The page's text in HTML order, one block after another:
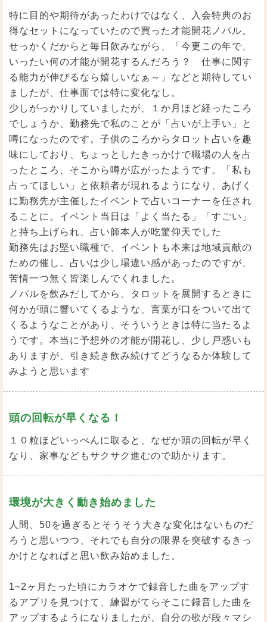
特に目的や期待があったわけではなく、入会特典のお
得なセットになっていたので買った才能開花ノパル。
せっかくだからと毎日飲みながら、「今更この年で、
いったい何の才能が開花するんだろう？ 仕事に関す
る能力が伸びるなら嬉しいなぁ～」などと期待してい
ましたが、仕事面では特に変化なし。
少しがっかりしていましたが、１か月ほど経ったころ
でしょうか、勤務先で私のことが「占いが上手い」と
噂になったのです。子供のころからタロット占いを趣
味にしており、ちょっとしたきっかけで職場の人を占
ったところ、そこから噂が広がったようです。「私も
占ってほしい」と依頼者が現れるようになり、あげく
に勤務先が主催したイベントで占いコーナーを任され
ることに。イベント当日は「よく当たる」「すごい」
と持ち上げられ、占い師本人が吃驚仰天でした
勤務先はお堅い職種で、イベントも本来は地域貢献の
ための催し。占いは少し場違い感があったのですが、
苦情一つ無く皆楽しんでくれました。
ノパルを飲みだしてから、タロットを展開するときに
何かが頭に響いてくるような、言葉が口をついて出て
くるようなことがあり、そういうときは特に当たるよ
うです。本当に予想外の才能が開花し、少し戸惑いも
ありますが、引き続き飲み続けてどうなるか体験して
みようと思います
頭の回転が早くなる！
１０粒ほどいっぺんに取ると、なぜか頭の回転が早く
なり、家事などもサクサク進むので助かります。
環境が大きく動き始めました
人間、50を過ぎるとそうそう大きな変化はないものだ
ろうと思いつつ、それでも自分の限界を突破するきっ
かけとなればと思い飲み始めました。
1~2ヶ月たった頃にカラオケで録音した曲をアップす
るアプリを見つけて、練習がてらそこに録音した曲を
アップするようになりましたが、自分の歌が段々マシ